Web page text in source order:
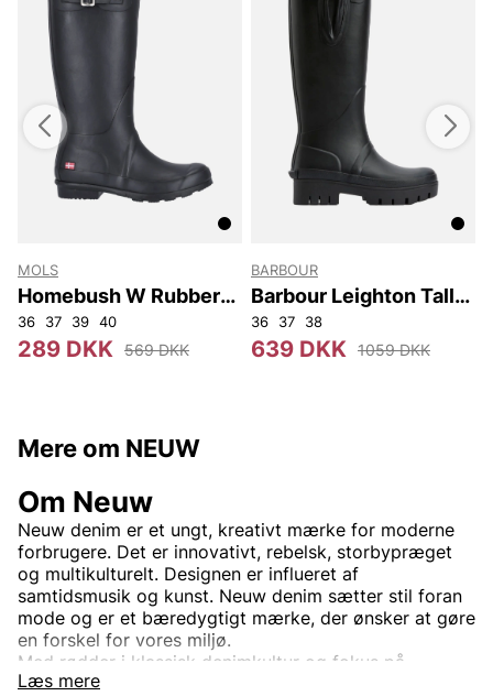
MOLS
Homebush W Rubber
Boot
36 37 39 40
289 DKK 569 DKK
BARBOUR
Barbour Leighton Tall
Welly
36 37 38
639 DKK 1059 DKK
Mere om NEUW
Læs mere
Om Neuw
Neuw denim er et ungt, kreativt mærke for moderne
forbrugere. Det er innovativt, rebelsk, storbypræget
og multikulturelt. Designen er influeret af
samtidsmusik og kunst. Neuw denim sætter stil foran
mode og er et bæredygtigt mærke, der ønsker at gøre
en forskel for vores miljø.
Med rødder i klassisk denimkultur og fokus på
moderne design tilbyder Neuw jeans og denimtøj, der